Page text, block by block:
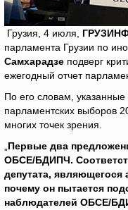
Грузия, 4 июля,
парламента Грузии по
Самхарадзе подверг
ежегодный отчет
По его словам,
парламентских выборов
многих точек зрения.
Первые два
ОБСЕ/БДИПЧ.
депутата, являющегося
почему он пытается
наблюдателей ОБСЕ/